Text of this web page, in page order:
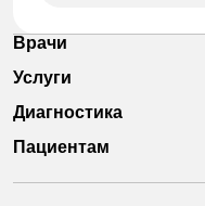
Врачи
Услуги
Диагностика
Пациентам